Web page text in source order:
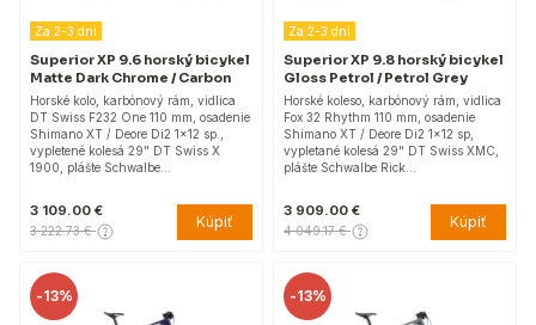
Za 2-3 dni
Superior XP 9.6 horský bicykel
Matte Dark Chrome / Carbon
Horské kolo, karbónový rám, vidlica
DT Swiss F232 One 110 mm, osadenie
Shimano XT / Deore Di2 1x12 sp.,
vypletené kolesá 29" DT Swiss X
1900, plášte Schwalbe…
3 109.00 €
3 222.73 € Kúpiť
Za 2-3 dni
Superior XP 9.8 horský bicykel
Gloss Petrol / Petrol Grey
Horské koleso, karbónový rám, vidlica
Fox 32 Rhythm 110 mm, osadenie
Shimano XT / Deore Di2 1x12 sp,
vypletané kolesá 29" DT Swiss XMC,
plášte Schwalbe Rick…
3 909.00 €
4 049.17 € Kúpiť
-13% -13%